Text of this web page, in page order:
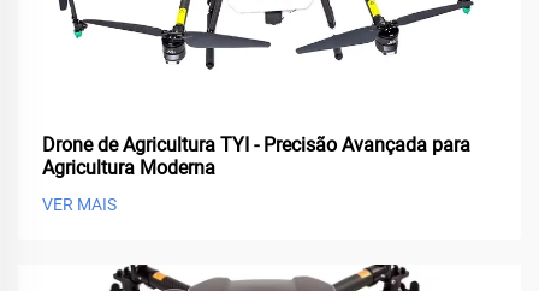
Drone de Agricultura TYI - Precisão Avançada para
Agricultura Moderna
VER MAIS